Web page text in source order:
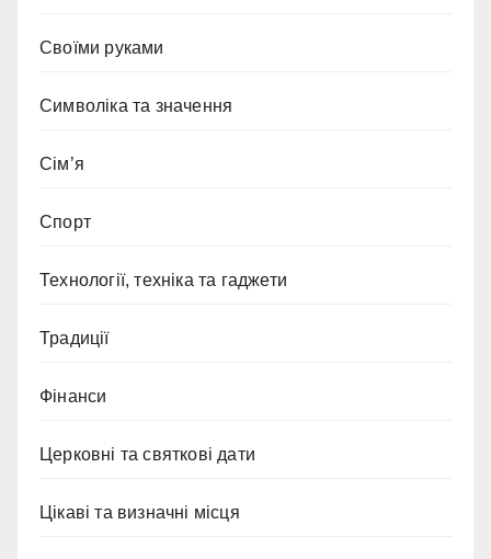
Своїми руками
Символіка та значення
Сім’я
Спорт
Технології, техніка та гаджети
Традиції
Фінанси
Церковні та святкові дати
Цікаві та визначні місця